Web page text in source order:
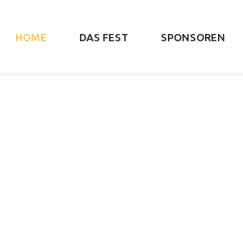
HOME DAS FEST SPONSOREN